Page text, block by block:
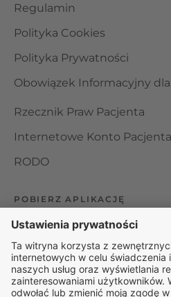
Regulamin
Polityka Cookies
Polityka Prywatności
Obowiązek Informacyjny
Rzecznik Praw Pacjenta
Internetowe Konto Pacjenta
RODO
POBIERZ APLIKACJĘ
Organizator udzielania świadczeń
podmiotem leczniczym w